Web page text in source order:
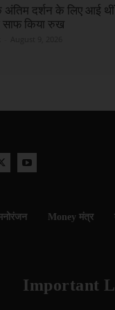
दर्शन के लिए आई थीं
साफ किया रुख
Money मंत्र
Important